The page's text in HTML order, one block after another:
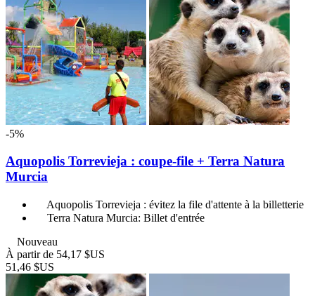
-5%
Aquopolis Torrevieja : coupe-file + Terra Natura
Murcia
Aquopolis Torrevieja : évitez la file d'attente à la billetterie
Terra Natura Murcia: Billet d'entrée
Nouveau
À partir de 54,17 $US
51,46 $US